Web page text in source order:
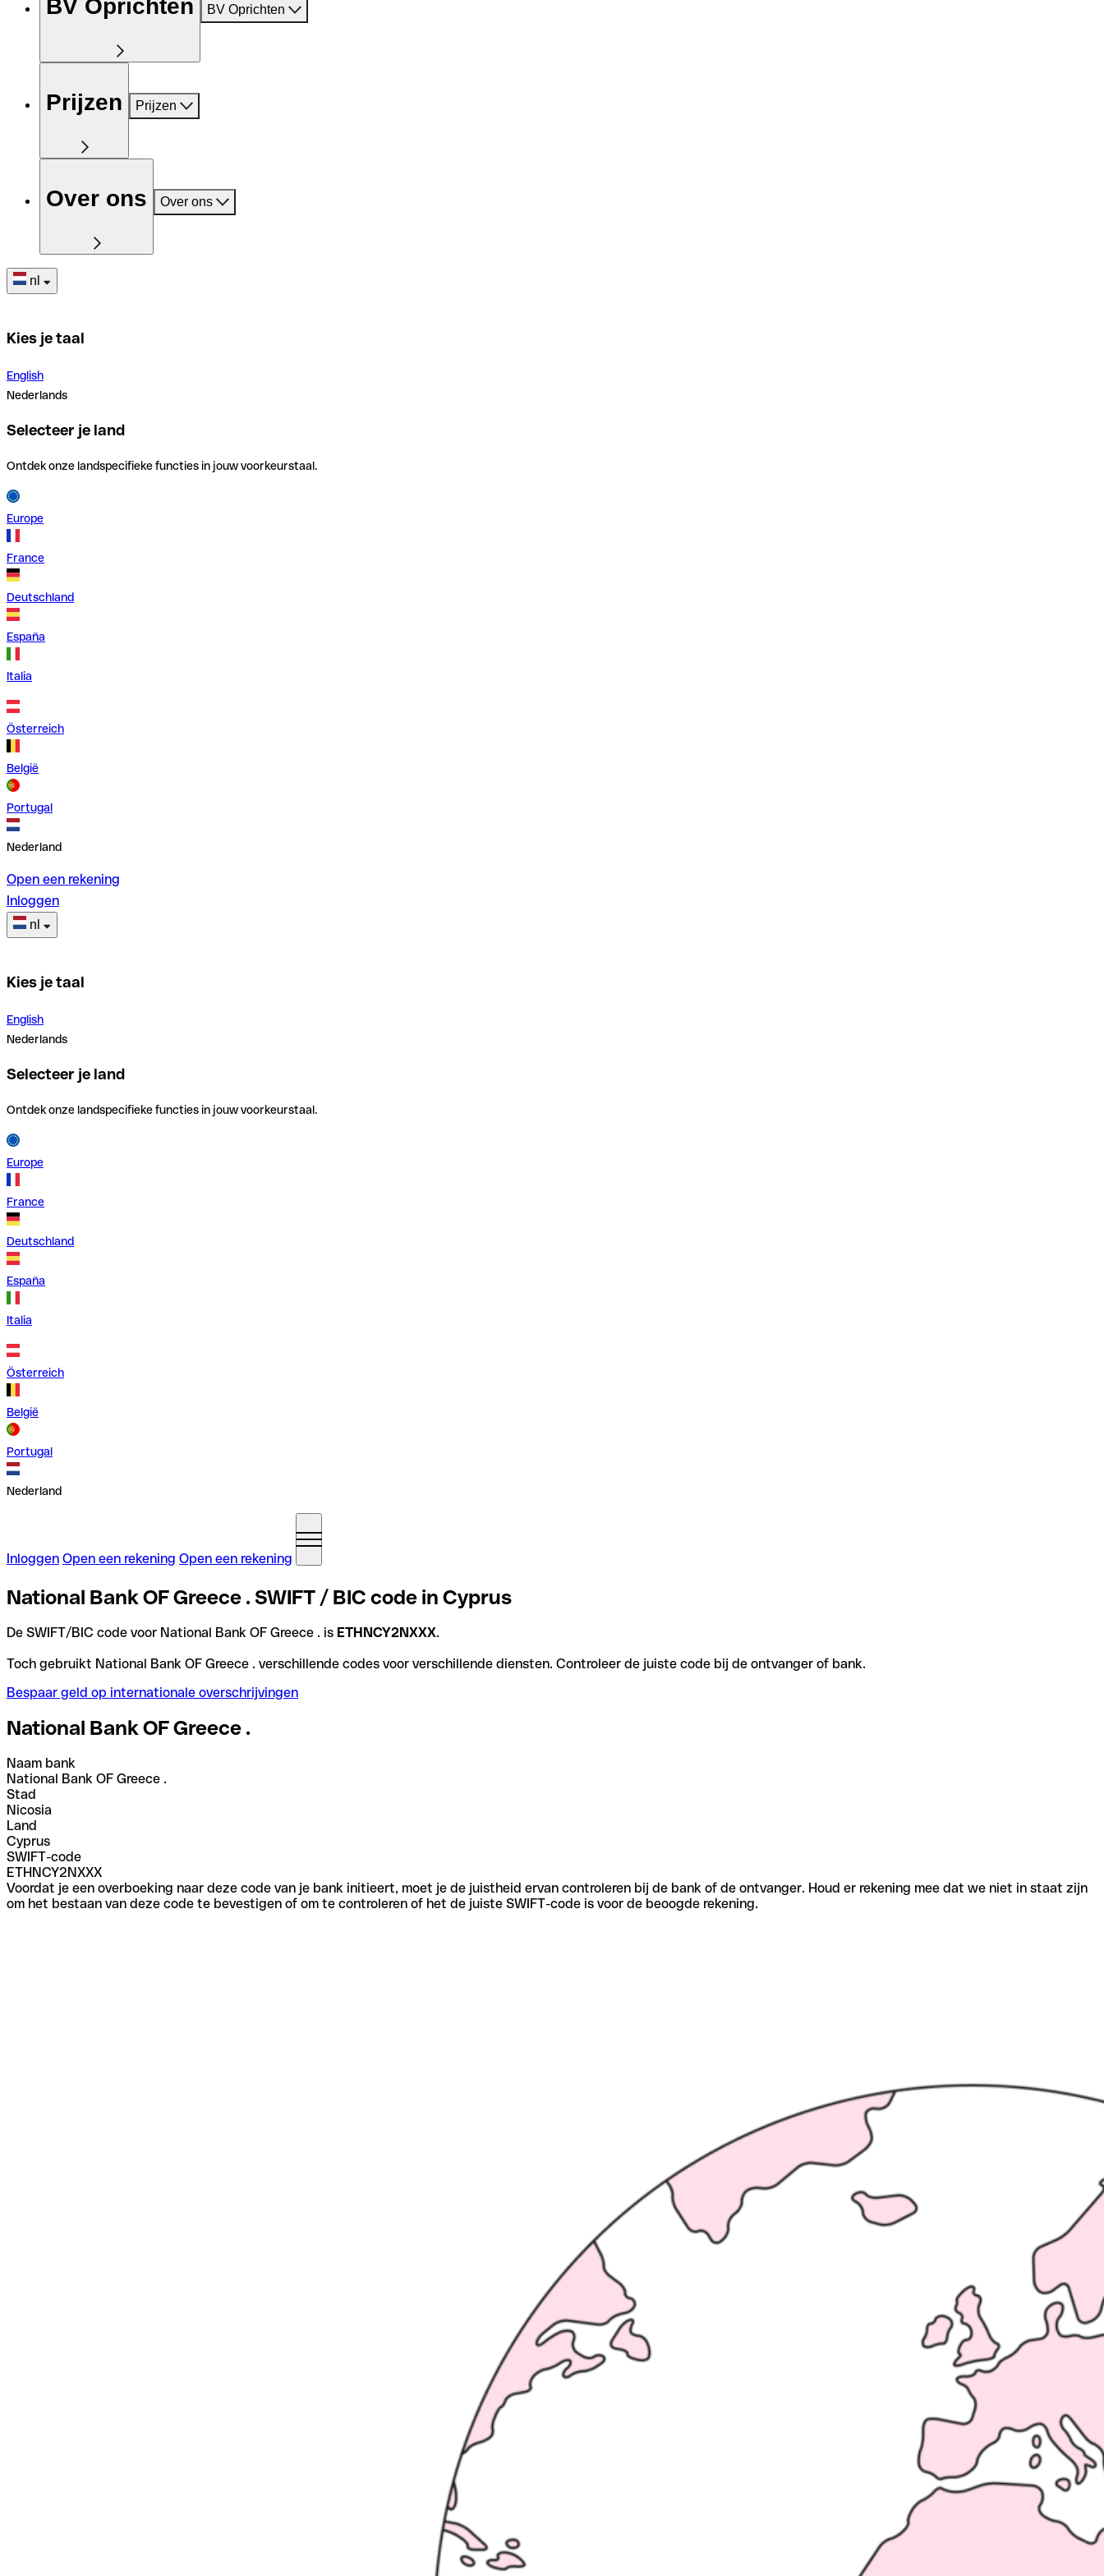
BV Oprichten BV Oprichten
Prijzen Prijzen
Over ons Over ons
nl
Kies je taal
English
Nederlands
Selecteer je land
Ontdek onze landspecifieke functies in jouw voorkeurstaal.
Europe
France
Deutschland
España
Italia
Österreich
België
Portugal
Nederland
Open een rekening
Inloggen
nl
Kies je taal
English
Nederlands
Selecteer je land
Ontdek onze landspecifieke functies in jouw voorkeurstaal.
Europe
France
Deutschland
España
Italia
Österreich
België
Portugal
Nederland
Inloggen Open een rekening Open een rekening
National Bank OF Greece . SWIFT / BIC code in Cyprus
De SWIFT/BIC code voor National Bank OF Greece . is ETHNCY2NXXX.
Toch gebruikt National Bank OF Greece . verschillende codes voor verschillende diensten. Controleer de juiste code bij de ontvanger of bank.
Bespaar geld op internationale overschrijvingen
National Bank OF Greece .
Naam bank
National Bank OF Greece .
Stad
Nicosia
Land
Cyprus
SWIFT-code
ETHNCY2NXXX
Voordat je een overboeking naar deze code van je bank initieert, moet je de juistheid ervan controleren bij de bank of de ontvanger. Houd er rekening mee dat we niet in staat zijn
om het bestaan van deze code te bevestigen of om te controleren of het de juiste SWIFT-code is voor de beoogde rekening.